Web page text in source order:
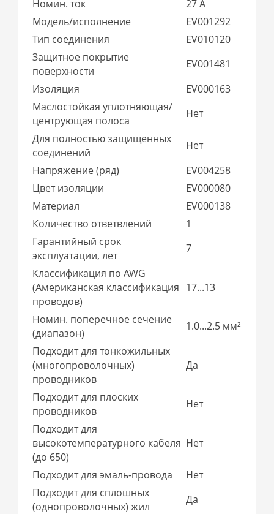
Номин. ток
27 А
Модель/исполнение
EV001292
Тип соединения
EV010120
Защитное покрытие
поверхности
EV001481
Изоляция
EV000163
Маслостойкая уплотняющая/
центрующая полоса
Нет
Для полностью защищенных
соединений
Нет
Напряжение (ряд)
EV004258
Цвет изоляции
EV000080
Материал
EV000138
Количество ответвлений
1
Гарантийный срок
эксплуатации, лет
7
Классификация по AWG
(Американская классификация
проводов)
17...13
Номин. поперечное сечение
(диапазон)
1.0...2.5 мм²
Подходит для тонкожильных
(многопроволочных)
проводников
Да
Подходит для плоских
проводников
Нет
Подходит для
высокотемпературного кабеля
(до 650)
Нет
Подходит для эмаль-провода
Нет
Подходит для сплошных
(однопроволочных) жил
Да